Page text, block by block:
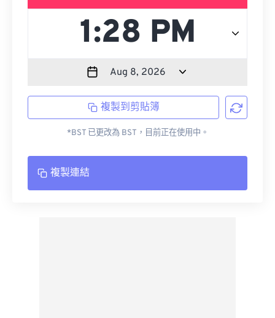
複製到剪貼簿
*BST 已更改為 BST，目前正在使用中。
複製連結